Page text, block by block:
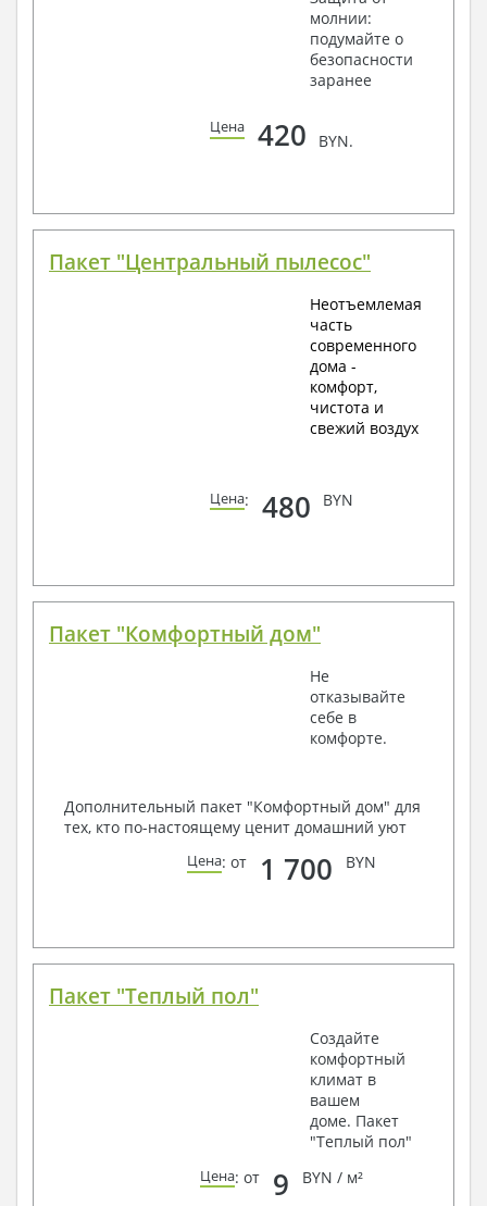
молнии:
подумайте о
безопасности
заранее
Цена 420 BYN.
Пакет "Центральный пылесос"
Неотъемлемая
часть
современного
дома -
комфорт,
чистота и
свежий воздух
Цена: 480 BYN
Пакет "Комфортный дом"
Не
отказывайте
себе в
комфорте.
Дополнительный пакет "Комфортный дом" для
тех, кто по-настоящему ценит домашний уют
Цена: от 1 700 BYN
Пакет "Теплый пол"
Создайте
комфортный
климат в
вашем
доме. Пакет
"Теплый пол"
Цена: от 9 BYN / м²